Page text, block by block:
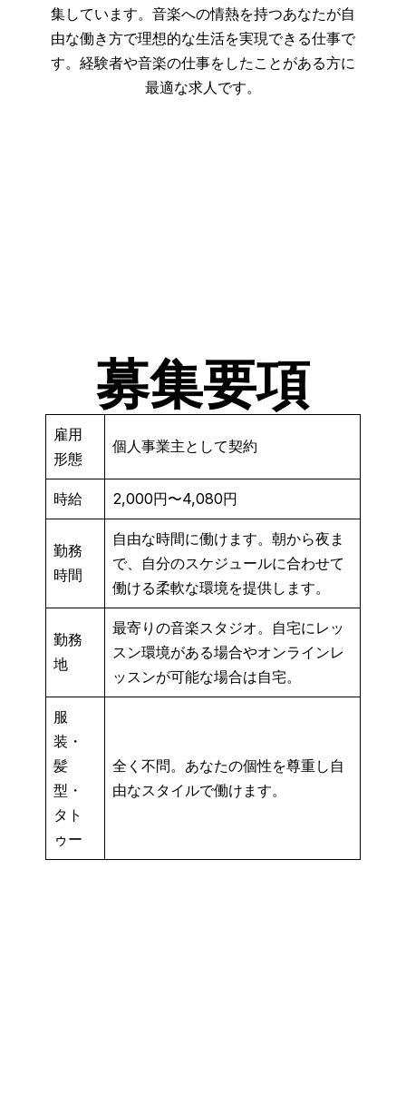
集しています。音楽への情熱を持つあなたが自
由な働き方で理想的な生活を実現できる仕事で
す。経験者や音楽の仕事をしたことがある方に
最適な求人です。
募集要項
雇用
形態
個人事業主として契約
時給 2,000円〜4,080円
勤務
時間
自由な時間に働けます。朝から夜ま
で、自分のスケジュールに合わせて
働ける柔軟な環境を提供します。
勤務
地
最寄りの音楽スタジオ。自宅にレッ
スン環境がある場合やオンラインレ
ッスンが可能な場合は自宅。
服
装・
髪
型・
タト
ゥー
全く不問。あなたの個性を尊重し自
由なスタイルで働けます。